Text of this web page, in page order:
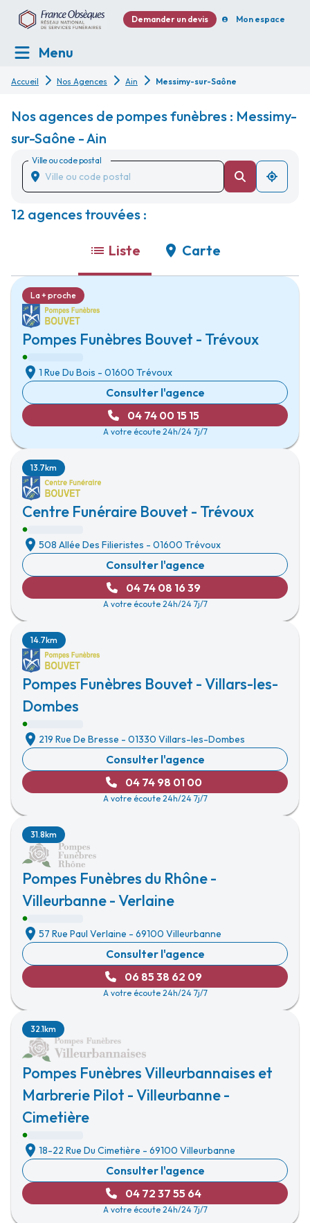
Demander un devis Mon espace
Menu
Accueil Nos Agences Ain Messimy-sur-Saône
Nos agences de pompes funèbres : Messimy-
sur-Saône - Ain
Ville ou code postal
12 agences trouvées :
Liste Carte
Pompes Funèbres Bouvet - Trévoux
La + proche
1 Rue Du Bois - 01600 Trévoux
Consulter l'agence
04 74 00 15 15
A votre écoute 24h/24 7j/7
Centre Funéraire Bouvet - Trévoux
13.7km
508 Allée Des Filieristes - 01600 Trévoux
Consulter l'agence
04 74 08 16 39
A votre écoute 24h/24 7j/7
Pompes Funèbres Bouvet - Villars-les-
Dombes
14.7km
219 Rue De Bresse - 01330 Villars-les-Dombes
Consulter l'agence
04 74 98 01 00
A votre écoute 24h/24 7j/7
Pompes Funèbres du Rhône -
Villeurbanne - Verlaine
31.8km
57 Rue Paul Verlaine - 69100 Villeurbanne
Consulter l'agence
06 85 38 62 09
A votre écoute 24h/24 7j/7
Pompes Funèbres Villeurbannaises et
Marbrerie Pilot - Villeurbanne -
Cimetière
32.1km
18-22 Rue Du Cimetière - 69100 Villeurbanne
Consulter l'agence
04 72 37 55 64
A votre écoute 24h/24 7j/7